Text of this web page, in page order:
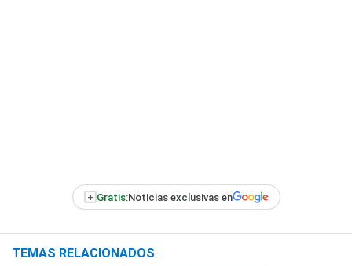
+ Gratis:Noticias exclusivas en
TEMAS RELACIONADOS